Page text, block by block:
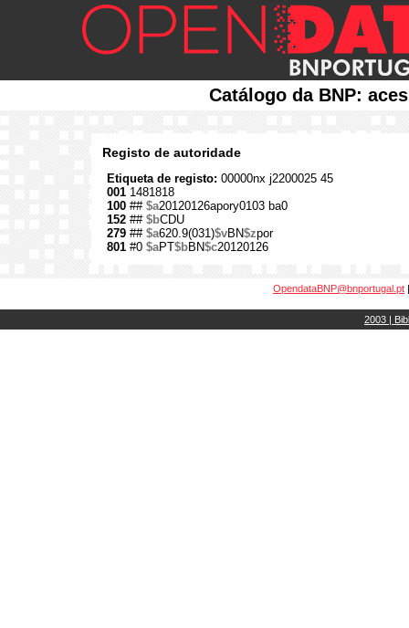
Catálogo da BNP:
Registo de autoridade
Etiqueta de registo: 00000nx j2200025 45
001 1481818
100 ## $a20120126apory0103 ba0
152 ## $bCDU
279 ## $a620.9(031)$vBN$zpor
801 #0 $aPT$bBN$c20120126
OpendataBNP@bnportugal.pt
2003 |